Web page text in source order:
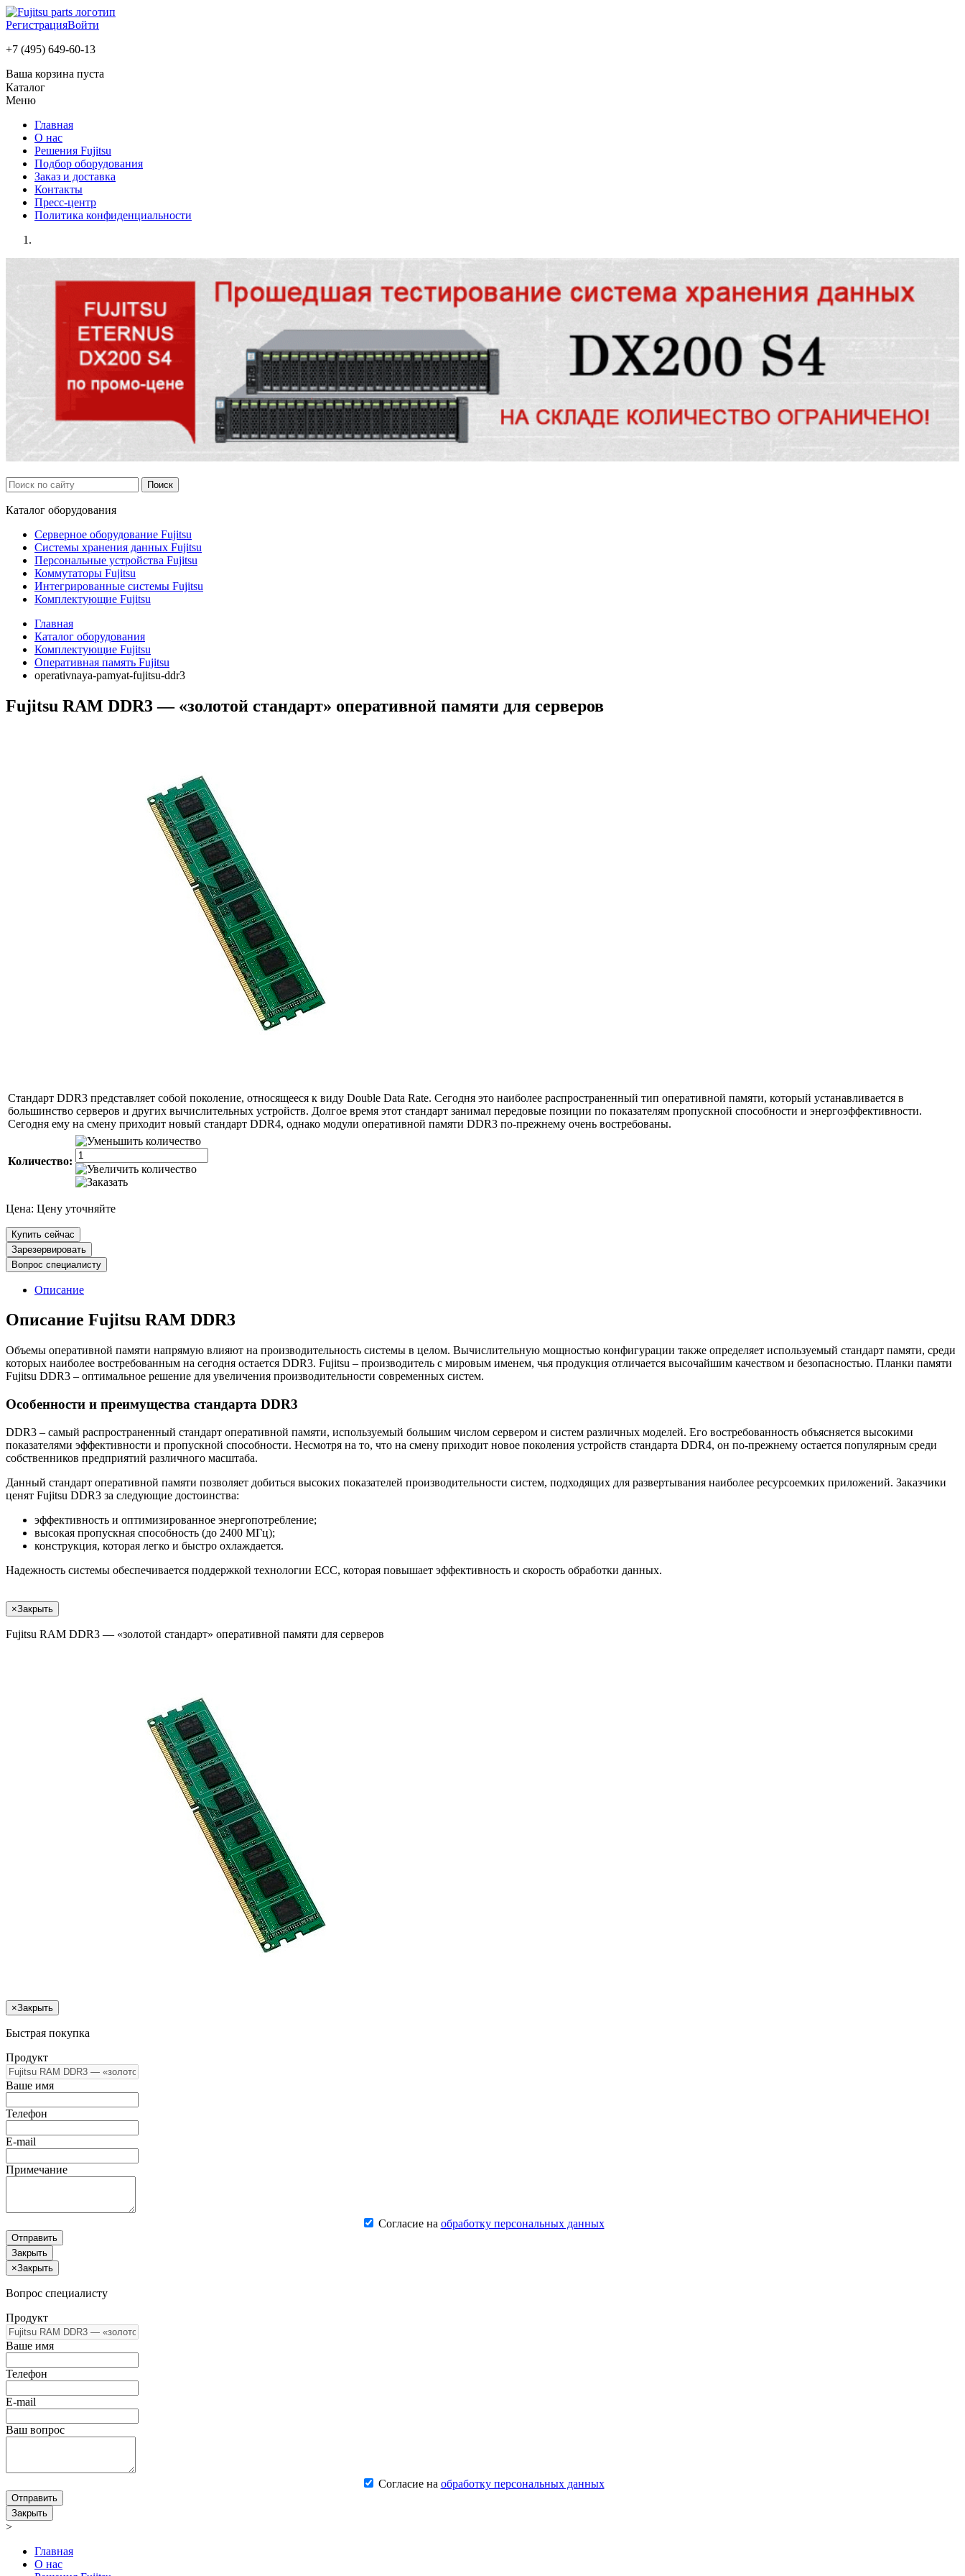
РегистрацияВойти
+7 (495) 649-60-13
Ваша корзина пуста
Каталог
Меню
Главная
О нас
Решения Fujitsu
Подбор оборудования
Заказ и доставка
Контакты
Пресс-центр
Политика конфиденциальности
Каталог оборудования
Серверное оборудование Fujitsu
Системы хранения данных Fujitsu
Персональные устройства Fujitsu
Коммутаторы Fujitsu
Интегрированные системы Fujitsu
Комплектующие Fujitsu
Главная
Каталог оборудования
Комплектующие Fujitsu
Оперативная память Fujitsu
operativnaya-pamyat-fujitsu-ddr3
Fujitsu RAM DDR3 — «золотой стандарт» оперативной памяти для серверов
Стандарт DDR3 представляет собой поколение, относящееся к виду Double Data Rate. Сегодня это наиболее распространенный тип оперативной памяти, который устанавливается в
большинство серверов и других вычислительных устройств. Долгое время этот стандарт занимал передовые позиции по показателям пропускной способности и энергоэффективности.
Сегодня ему на смену приходит новый стандарт DDR4, однако модули оперативной памяти DDR3 по-прежнему очень востребованы.
Количество:
Цена: Цену уточняйте
Купить сейчас
Зарезервировать
Вопрос специалисту
Описание
Описание Fujitsu RAM DDR3
Объемы оперативной памяти напрямую влияют на производительность системы в целом. Вычислительную мощностью конфигурации также определяет используемый стандарт памяти, среди
которых наиболее востребованным на сегодня остается DDR3. Fujitsu – производитель с мировым именем, чья продукция отличается высочайшим качеством и безопасностью. Планки памяти
Fujitsu DDR3 – оптимальное решение для увеличения производительности современных систем.
Особенности и преимущества стандарта DDR3
DDR3 – самый распространенный стандарт оперативной памяти, используемый большим числом сервером и систем различных моделей. Его востребованность объясняется высокими
показателями эффективности и пропускной способности. Несмотря на то, что на смену приходит новое поколения устройств стандарта DDR4, он по-прежнему остается популярным среди
собственников предприятий различного масштаба.
Данный стандарт оперативной памяти позволяет добиться высоких показателей производительности систем, подходящих для развертывания наиболее ресурсоемких приложений. Заказчики
ценят Fujitsu DDR3 за следующие достоинства:
эффективность и оптимизированное энергопотребление;
высокая пропускная способность (до 2400 МГц);
конструкция, которая легко и быстро охлаждается.
Надежность системы обеспечивается поддержкой технологии ECC, которая повышает эффективность и скорость обработки данных.
×Закрыть
Fujitsu RAM DDR3 — «золотой стандарт» оперативной памяти для серверов
×Закрыть
Быстрая покупка
Продукт
Ваше имя
Телефон
E-mail
Примечание
Согласие на обработку персональных данных
Отправить
Закрыть
×Закрыть
Вопрос специалисту
Продукт
Ваше имя
Телефон
E-mail
Ваш вопрос
Согласие на обработку персональных данных
Отправить
Закрыть
>
Главная
О нас